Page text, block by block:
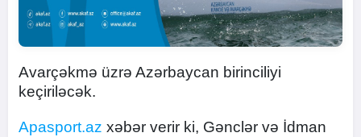
Avarçəkmə üzrə Azərbaycan birinciliyi
keçiriləcək.
Apasport.az xəbər verir ki, Gənclər və İdman